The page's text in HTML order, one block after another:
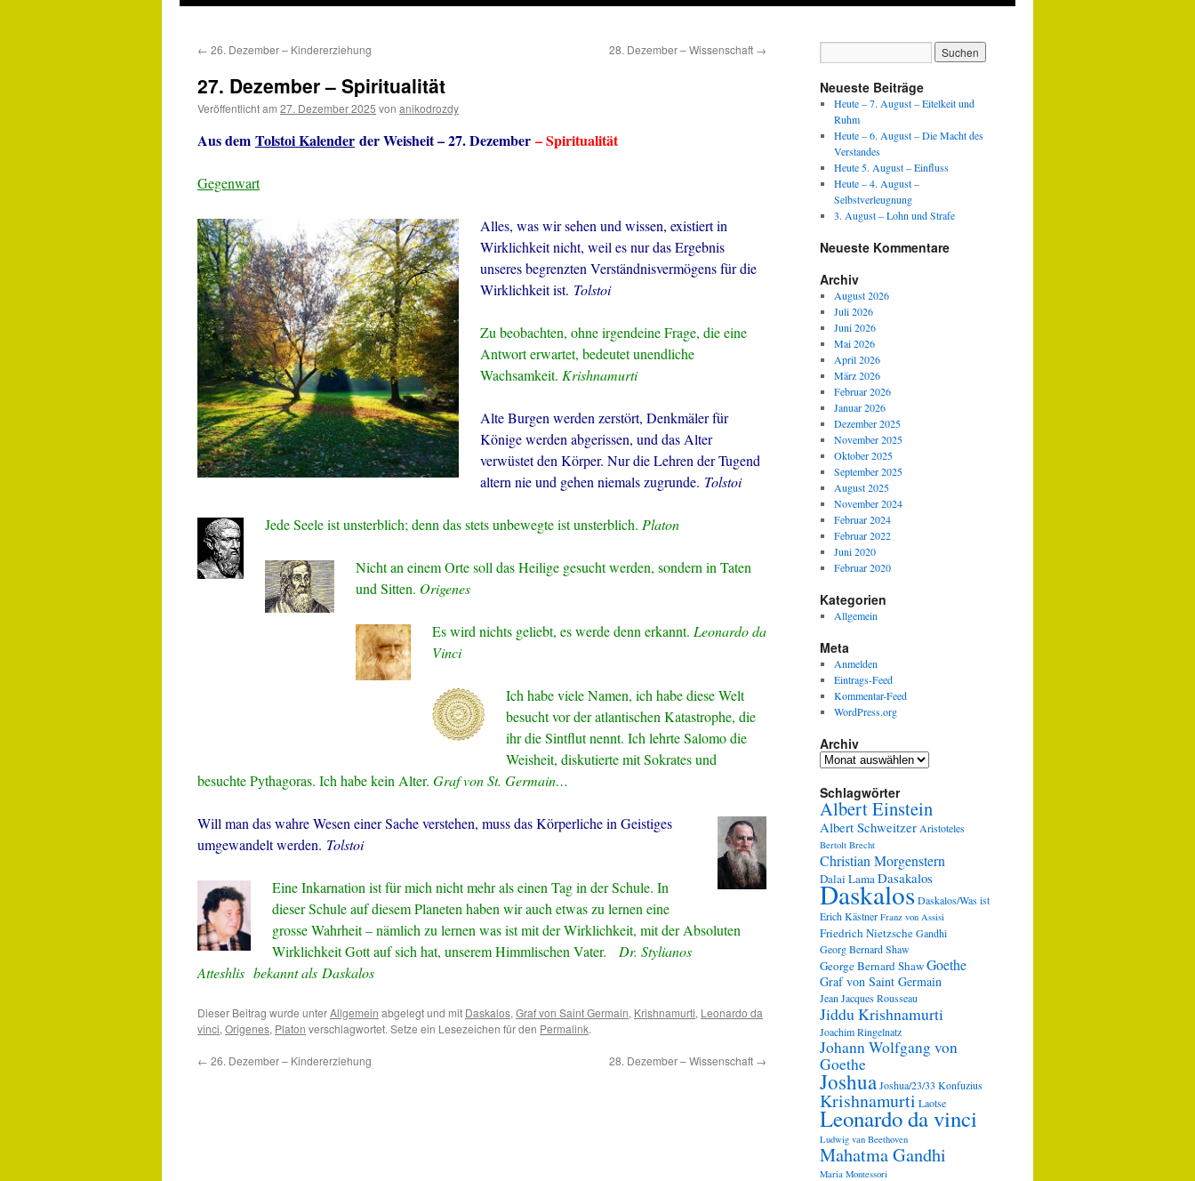
← 26. Dezember – Kindererziehung 28. Dezember – Wissenschaft →
27. Dezember – Spiritualität
Veröffentlicht am 27. Dezember 2025 von anikodrozdy
Aus dem Tolstoi Kalender der Weisheit – 27. Dezember – Spiritualität
Gegenwart
Alles, was wir sehen und wissen, existiert in
Wirklichkeit nicht, weil es nur das Ergebnis
unseres begrenzten Verständnisvermögens für die
Wirklichkeit ist. Tolstoi
Zu beobachten, ohne irgendeine Frage, die eine
Antwort erwartet, bedeutet unendliche
Wachsamkeit. Krishnamurti
Alte Burgen werden zerstört, Denkmäler für
Könige werden abgerissen, und das Alter
verwüstet den Körper. Nur die Lehren der Tugend
altern nie und gehen niemals zugrunde. Tolstoi
Jede Seele ist unsterblich; denn das stets unbewegte ist unsterblich. Platon
Nicht an einem Orte soll das Heilige gesucht werden, sondern in Taten
und Sitten. Origenes
Es wird nichts geliebt, es werde denn erkannt. Leonardo da
Vinci
Ich habe viele Namen, ich habe dieseWelt
besucht vor der atlantischen Katastrophe, die
ihr die Sintflut nennt. Ich lehrte Salomo die
Weisheit, diskutierte mit Sokrates und
besuchte Pythagoras. Ich habe kein Alter. Graf von St. Germain…
Will man das wahre Wesen einer Sache verstehen, muss das Körperliche in Geistiges
umgewandelt werden. Tolstoi
Eine Inkarnation ist für mich nicht mehr als einen Tag in der Schule. In
dieser Schule auf diesem Planeten haben wir auch etwas zu lernen eine
grosse Wahrheit – nämlich zu lernen was ist mit der Wirklichkeit, mit der Absoluten
Wirklichkeit Gott auf sich hat, unserem Himmlischen Vater. Dr. Stylianos
Atteshlis bekannt als Daskalos
Dieser Beitrag wurde unterAllgemein abgelegt und mit Daskalos, Graf von Saint Germain, Krishnamurti, Leonardo da
vinci, Origenes, Platon verschlagwortet. Setze ein Lesezeichen für den Permalink.
← 26. Dezember – Kindererziehung 28. Dezember – Wissenschaft →
Neueste Beiträge
Heute – 7. August – Eitelkeit und
Ruhm
Heute – 6. August – Die Macht des
Verstandes
Heute 5. August – Einfluss
Heute – 4. August –
Selbstverleugnung
3. August – Lohn und Strafe
Neueste Kommentare
Archiv
August 2026
Juli 2026
Juni 2026
Mai 2026
April 2026
März 2026
Februar 2026
Januar 2026
Dezember 2025
November 2025
Oktober 2025
September 2025
August 2025
November 2024
Februar 2024
Februar 2022
Juni 2020
Februar 2020
Kategorien
Allgemein
Meta
Anmelden
Eintrags-Feed
Kommentar-Feed
WordPress.org
Archiv
Archiv
Schlagwörter
Albert Einstein
Albert Schweitzer Aristoteles
Bertolt Brecht
Christian Morgenstern
Dalai LamaDasakalos
DaskalosDaskalos/Was ist
Erich Kästner Franz von Assisi
Friedrich NietzscheGandhi
Georg Bernard Shaw
George Bernard ShawGoethe
Graf von Saint Germain
Jean Jacques Rousseau
Jiddu Krishnamurti
Joachim Ringelnatz
Johann Wolfgang von
Goethe
JoshuaJoshua/23/33 Konfuzius
Krishnamurti Laotse
Leonardo da vinci
Ludwig van Beethoven
Mahatma Gandhi
Maria Montessori